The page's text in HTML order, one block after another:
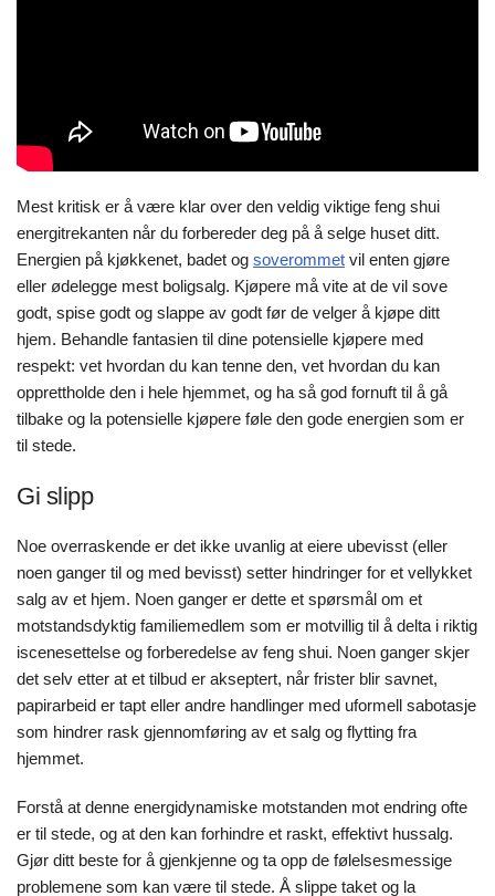
Mest kritisk er å være klar over den veldig viktige feng shui
energitrekanten når du forbereder deg på å selge huset ditt.
Energien på kjøkkenet, badet og soverommet vil enten gjøre
eller ødelegge mest boligsalg. Kjøpere må vite at de vil sove
godt, spise godt og slappe av godt før de velger å kjøpe ditt
hjem. Behandle fantasien til dine potensielle kjøpere med
respekt: vet hvordan du kan tenne den, vet hvordan du kan
opprettholde den i hele hjemmet, og ha så god fornuft til å gå
tilbake og la potensielle kjøpere føle den gode energien som er
til stede.
Gi slipp
Noe overraskende er det ikke uvanlig at eiere ubevisst (eller
noen ganger til og med bevisst) setter hindringer for et vellykket
salg av et hjem. Noen ganger er dette et spørsmål om et
motstandsdyktig familiemedlem som er motvillig til å delta i riktig
iscenesettelse og forberedelse av feng shui. Noen ganger skjer
det selv etter at et tilbud er akseptert, når frister blir savnet,
papirarbeid er tapt eller andre handlinger med uformell sabotasje
som hindrer rask gjennomføring av et salg og flytting fra
hjemmet.
Forstå at denne energidynamiske motstanden mot endring ofte
er til stede, og at den kan forhindre et raskt, effektivt hussalg.
Gjør ditt beste for å gjenkjenne og ta opp de følelsesmessige
problemene som kan være til stede. Å slippe taket og la